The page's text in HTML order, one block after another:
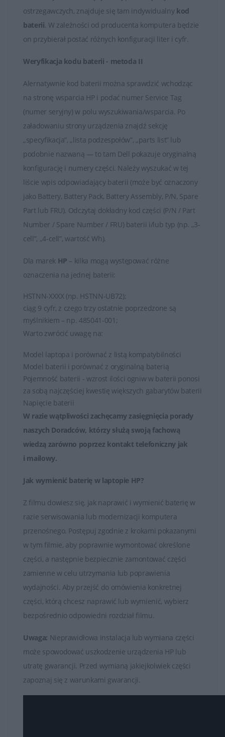
Baterie HP są kluczowymi elementami zapewniającymi
mobilność i niezależność od stałego źródła zasilania dla
przenośnych urządzeń marki HP. Ważne jest
odpowiednie użytkowanie i pielęgnacja baterii, aby
ostrzegawczych, znajduje się tam indywidualny kod
baterii. W zależności od producenta komputera będzie
on przybierał postać różnych konfiguracji liter i cyfr.
Weryfikacja kodu baterii - metoda II
Alernatywnie kod baterii można sprawdzić wchodząc
na stronę wsparcia HP i podać numer Service Tag
(numer seryjny) w polu wyszukiwania/wsparcia. Po
załadowaniu strony urządzenia znajdź sekcję
„specyfikacja”, „lista podzespołów”, „parts list” lub
podobnie nazwaną — to tam Dell pokazuje oryginalną
konfigurację i numery części. Należy wyszukać w tej
liście wpis odpowiadający baterii (może być oznaczony
jako Battery, Battery Pack, Battery Assembly, P/N, Spare
Part lub FRU). Odczytaj dokładny kod części (P/N / Part
Number / Spare Number / FRU) baterii i/lub typ (np. „3-
cell”, „4-cell”, wartość Wh).
Dla marek HP – kilka mogą występować różne
oznaczenia na jednej baterii:
HSTNN-XXXX (np. HSTNN-UB72);
ciąg 9 cyfr, z czego trzy ostatnie poprzedzone są
myślnikiem – np. 485041-001;
Warto zwrócić uwagę na:
Model laptopa i porównać z listą kompatybilności
Model baterii i porównać z oryginalną baterią
Pojemność baterii - wzrost ilości ogniw w baterii ponosi
za sobą najczęściej kwestię większych gabarytów baterii
Napięcie baterii
W razie wątpliwości zachęcamy zasięgnięcia porady
naszych Doradców, którzy służą swoją fachową
wiedzą zarówno poprzez kontakt telefoniczny jak
i mailowy.
Jak wymienić baterię w laptopie HP?
Z filmu dowiesz się, jak naprawić i wymienić baterię w
razie serwisowania lub modernizacji komputera
przenośnego. Postępuj zgodnie z krokami pokazanymi
w tym filmie, aby poprawnie wymontować określone
części, a następnie bezpiecznie zamontować części
zamienne w celu utrzymania lub poprawienia
wydajności. Aby przejść do omówienia konkretnej
części, którą chcesz naprawić lub wymienić, wybierz
bezpośrednio odpowiedni rozdział filmu.
Uwaga: Nieprawidłowa instalacja lub wymiana części
może spowodować uszkodzenie urządzenia HP lub
utratę gwarancji. Przed wymianą jakiejkolwiek części
zapoznaj się z warunkami gwarancji.